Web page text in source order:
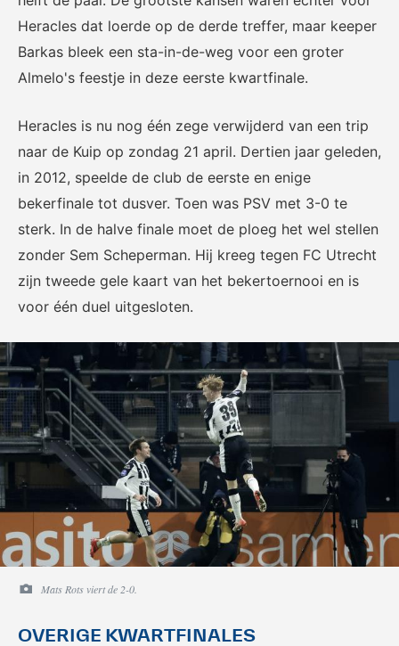
Eurojackpot KNVB Beker.
Futsal Euro 2022
De officiële toernooipagina
voor het EK Futsal 2022.
Dugout
De digitale leeromgeving van
de KNVB
Eén Tweetje
De online community voor
bestuurders in het
amateurvoetbal.
Heracles dat loerde op de derde treffer, maar keeper
Barkas bleek een sta-in-de-weg voor een groter
Almelo's feestje in deze eerste kwartfinale.
Heracles is nu nog één zege verwijderd van een trip
naar de Kuip op zondag 21 april. Dertien jaar geleden,
in 2012, speelde de club de eerste en enige
bekerfinale tot dusver. Toen was PSV met 3-0 te
sterk. In de halve finale moet de ploeg het wel stellen
zonder Sem Scheperman. Hij kreeg tegen FC Utrecht
zijn tweede gele kaart van het bekertoernooi en is
voor één duel uitgesloten.
Mats Rots viert de 2-0.
OVERIGE KWARTFINALES